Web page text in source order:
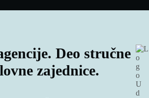
Deo stručne
zajednice.